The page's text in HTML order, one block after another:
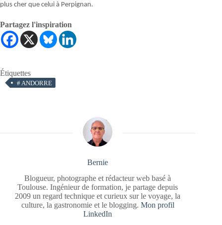
plus cher que celui à Perpignan.
Partagez l'inspiration
Étiquettes
# ANDORRE
Bernie
Blogueur, photographe et rédacteur web basé à
Toulouse. Ingénieur de formation, je partage depuis
2009 un regard technique et curieux sur le voyage, la
culture, la gastronomie et le blogging. Mon profil
LinkedIn